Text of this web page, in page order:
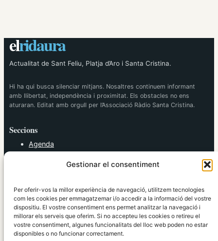
Gestionar el consentiment
Per oferir-vos la millor experiència de navegació, utilitzem tecnologies
com les cookies per emmagatzemar i/o accedir a la informació del vostre
dispositiu. El vostre consentiment ens permet analitzar la navegació i
millorar els serveis que oferim. Si no accepteu les cookies o retireu el
vostre consentiment, algunes funcionalitats del lloc web poden no estar
disponibles o no funcionar correctament.
elridaura
Actualitat de Sant Feliu, Platja d’Aro i Santa Cristina.
Hi ha qui busca silenciar mitjans. Nosaltres continuem informant
amb llibertat, independència i proximitat. Els obstacles no ens
aturaran. Editat amb orgull per l’Associació Ràdio Santa Cristina.
Seccions
Agenda
Política
Societat
Tendències
elRidaura.com